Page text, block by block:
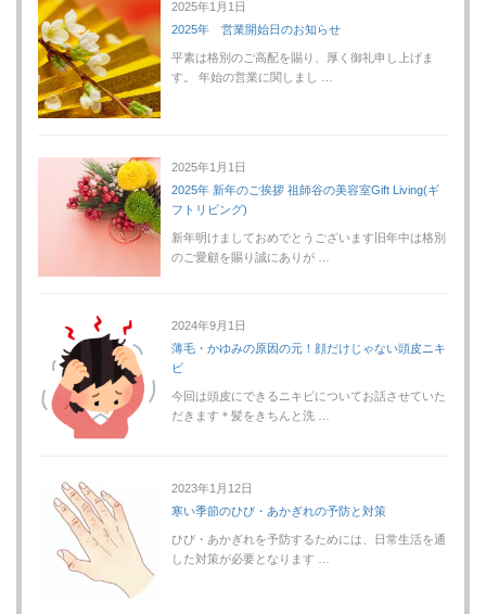
2025年1月1日
2025年 営業開始日のお知らせ
平素は格別のご高配を賜り、厚く御礼申し上げま
す。 年始の営業に関しまし …
2025年1月1日
2025年 新年のご挨拶 祖師谷の美容室Gift Living(ギ
フトリビング)
新年明けましておめでとうございます旧年中は格別
のご愛顧を賜り誠にありが …
2024年9月1日
薄毛・かゆみの原因の元！顔だけじゃない頭皮ニキ
ビ
今回は頭皮にできるニキビについてお話させていた
だきます＊髪をきちんと洗 …
2023年1月12日
寒い季節のひび・あかぎれの予防と対策
ひび・あかぎれを予防するためには、日常生活を通
した対策が必要となります …